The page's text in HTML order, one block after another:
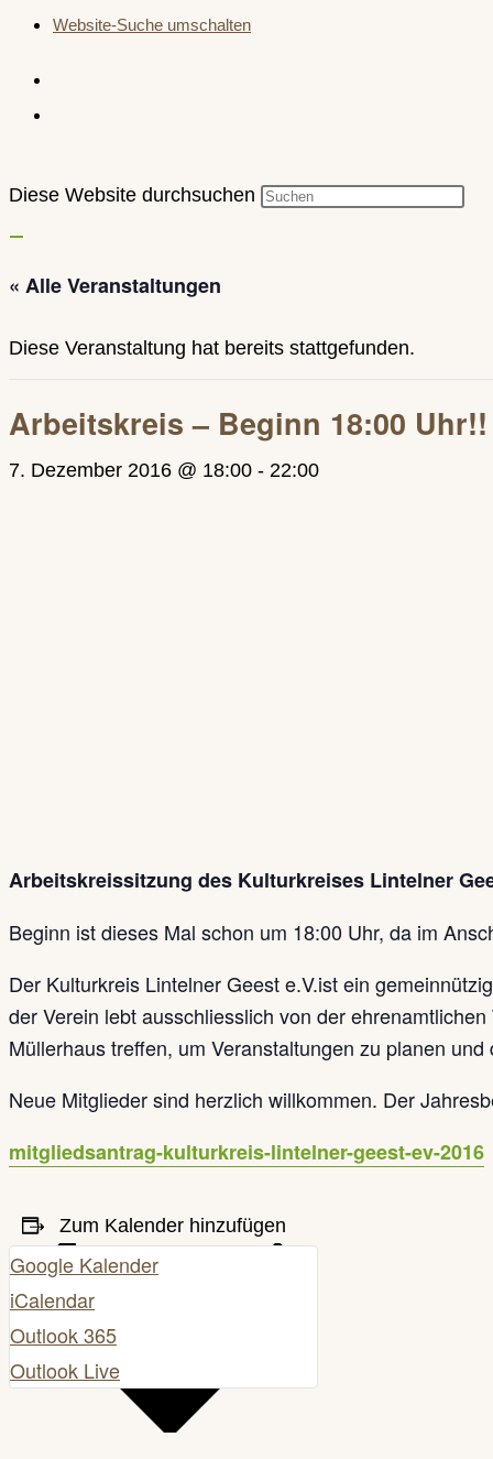
Website-Suche umschalten
Diese Website durchsuchen
« Alle Veranstaltungen
Diese Veranstaltung hat bereits stattgefunden.
Arbeitskreis – Beginn 18:00 Uhr!!
7. Dezember 2016 @ 18:00 - 22:00
Arbeitskreissitzung des Kulturkreises Lintelner
Beginn ist dieses Mal schon um 18:00 Uhr, da im
Der Kulturkreis Lintelner Geest e.V.ist ein
der Verein lebt ausschliesslich von der
Müllerhaus treffen, um Veranstaltungen zu planen
Neue Mitglieder sind herzlich willkommen. Der
mitgliedsantrag-kulturkreis-lintelner-geest-ev-2016
Zum Kalender hinzufügen
Google Kalender
iCalendar
Outlook 365
Outlook Live